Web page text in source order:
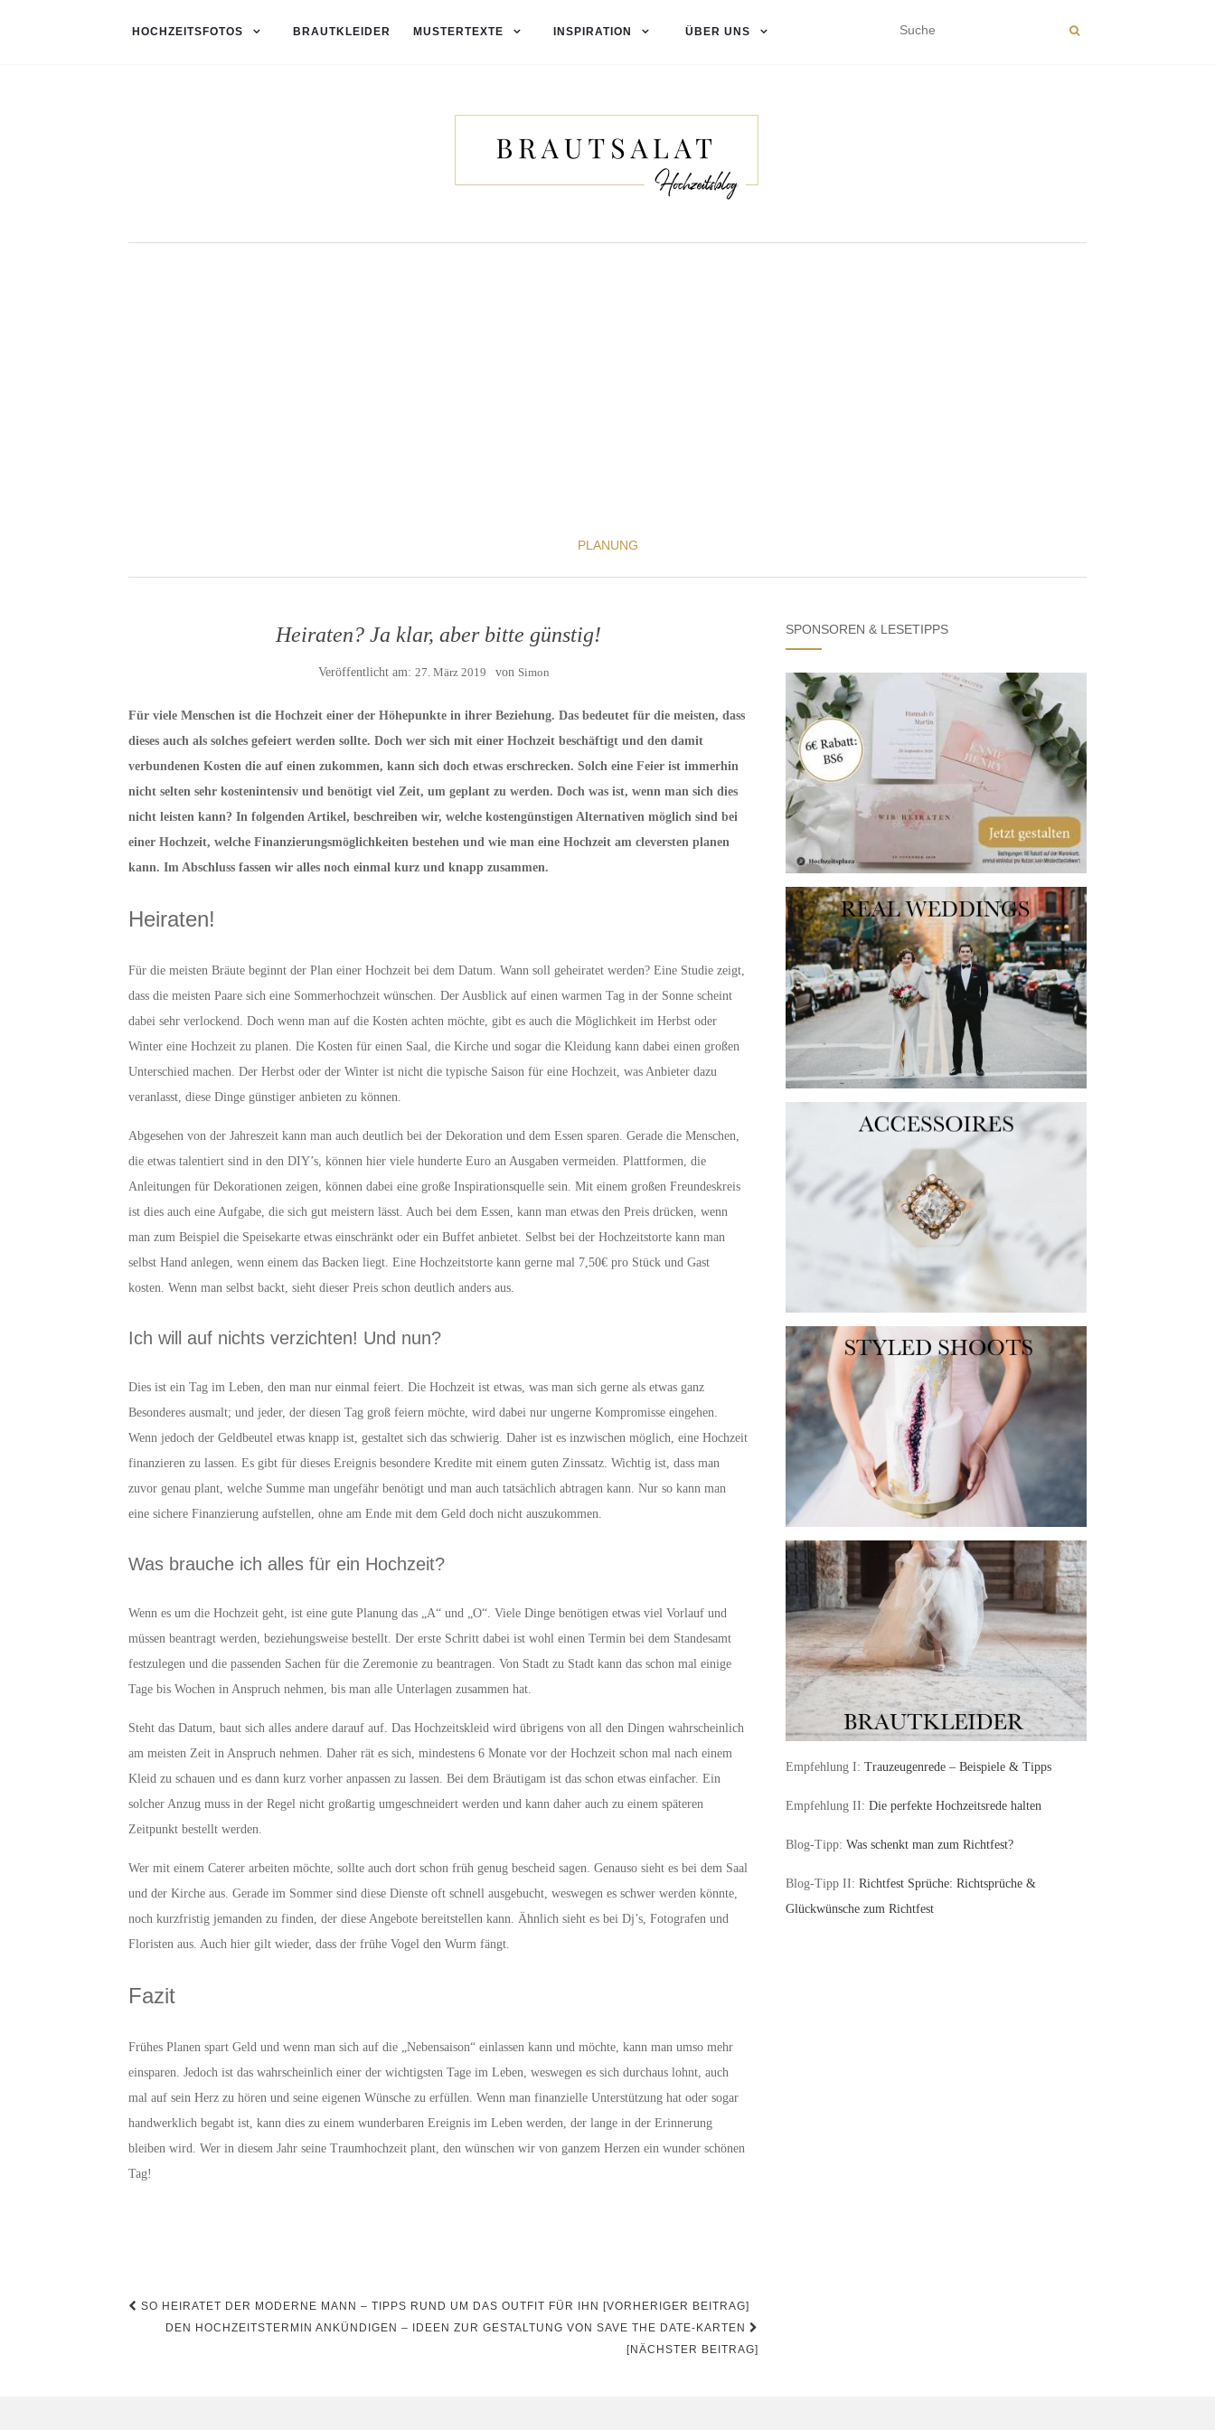
HOCHZEITSFOTOS BRAUTKLEIDER MUSTERTEXTE INSPIRATION ÜBER UNS
PLANUNG
Heiraten? Ja klar, aber bitte günstig!
Veröffentlicht am:27. März 2019 von Simon
Für viele Menschen ist die Hochzeit einer der Höhepunkte in ihrer Beziehung. Das bedeutet für die meisten, dass
dieses auch als solches gefeiert werden sollte. Doch wer sich mit einer Hochzeit beschäftigt und den damit
verbundenen Kosten die auf einen zukommen, kann sich doch etwas erschrecken. Solch eine Feier ist immerhin
nicht selten sehr kostenintensiv und benötigt viel Zeit, um geplant zu werden. Doch was ist, wenn man sich dies
nicht leisten kann? In folgenden Artikel, beschreiben wir, welche kostengünstigen Alternativen möglich sind bei
einer Hochzeit, welche Finanzierungsmöglichkeiten bestehen und wie man eine Hochzeit am cleversten planen
kann. Im Abschluss fassen wir alles noch einmal kurz und knapp zusammen.
Heiraten!
Für die meisten Bräute beginnt der Plan einer Hochzeit bei dem Datum. Wann soll geheiratet werden? Eine Studie zeigt,
dass die meisten Paare sich eine Sommerhochzeit wünschen. Der Ausblick auf einen warmen Tag in der Sonne scheint
dabei sehr verlockend. Doch wenn man auf die Kosten achten möchte, gibt es auch die Möglichkeit im Herbst oder
Winter eine Hochzeit zu planen. Die Kosten für einen Saal, die Kirche und sogar die Kleidung kann dabei einen großen
Unterschied machen. Der Herbst oder der Winter ist nicht die typische Saison für eine Hochzeit, was Anbieter dazu
veranlasst, diese Dinge günstiger anbieten zu können.
Abgesehen von der Jahreszeit kann man auch deutlich bei der Dekoration und dem Essen sparen. Gerade die Menschen,
die etwas talentiert sind in den DIY’s, können hier viele hunderte Euro an Ausgaben vermeiden. Plattformen, die
Anleitungen für Dekorationen zeigen, können dabei eine große Inspirationsquelle sein. Mit einem großen Freundeskreis
ist dies auch eine Aufgabe, die sich gut meistern lässt. Auch bei dem Essen, kann man etwas den Preis drücken, wenn
man zum Beispiel die Speisekarte etwas einschränkt oder ein Buffet anbietet. Selbst bei der Hochzeitstorte kann man
selbst Hand anlegen, wenn einem das Backen liegt. Eine Hochzeitstorte kann gerne mal 7,50€ pro Stück und Gast
kosten. Wenn man selbst backt, sieht dieser Preis schon deutlich anders aus.
Ich will auf nichts verzichten! Und nun?
Dies ist ein Tag im Leben, den man nur einmal feiert. Die Hochzeit ist etwas, was man sich gerne als etwas ganz
Besonderes ausmalt; und jeder, der diesen Tag groß feiern möchte, wird dabei nur ungerne Kompromisse eingehen.
Wenn jedoch der Geldbeutel etwas knapp ist, gestaltet sich das schwierig. Daher ist es inzwischen möglich, eine Hochzeit
finanzieren zu lassen. Es gibt für dieses Ereignis besondere Kredite mit einem guten Zinssatz. Wichtig ist, dass man
zuvor genau plant, welche Summe man ungefähr benötigt und man auch tatsächlich abtragen kann. Nur so kann man
eine sichere Finanzierung aufstellen, ohne am Ende mit dem Geld doch nicht auszukommen.
Was brauche ich alles für ein Hochzeit?
Wenn es um die Hochzeit geht, ist eine gute Planung das „A“ und „O“. Viele Dinge benötigen etwas viel Vorlauf und
müssen beantragt werden, beziehungsweise bestellt. Der erste Schritt dabei ist wohl einen Termin bei dem Standesamt
festzulegen und die passenden Sachen für die Zeremonie zu beantragen. Von Stadt zu Stadt kann das schon mal einige
Tage bis Wochen in Anspruch nehmen, bis man alle Unterlagen zusammen hat.
Steht das Datum, baut sich alles andere darauf auf. Das Hochzeitskleid wird übrigens von all den Dingen wahrscheinlich
am meisten Zeit in Anspruch nehmen. Daher rät es sich, mindestens 6 Monate vor der Hochzeit schon mal nach einem
Kleid zu schauen und es dann kurz vorher anpassen zu lassen. Bei dem Bräutigam ist das schon etwas einfacher. Ein
solcher Anzug muss in der Regel nicht großartig umgeschneidert werden und kann daher auch zu einem späteren
Zeitpunkt bestellt werden.
Wer mit einem Caterer arbeiten möchte, sollte auch dort schon früh genug bescheid sagen. Genauso sieht es bei dem Saal
und der Kirche aus. Gerade im Sommer sind diese Dienste oft schnell ausgebucht, weswegen es schwer werden könnte,
noch kurzfristig jemanden zu finden, der diese Angebote bereitstellen kann. Ähnlich sieht es bei Dj’s, Fotografen und
Floristen aus. Auch hier gilt wieder, dass der frühe Vogel den Wurm fängt.
Fazit
Frühes Planen spart Geld und wenn man sich auf die „Nebensaison“ einlassen kann und möchte, kann man umso mehr
einsparen. Jedoch ist das wahrscheinlich einer der wichtigsten Tage im Leben, weswegen es sich durchaus lohnt, auch
mal auf sein Herz zu hören und seine eigenen Wünsche zu erfüllen. Wenn man finanzielle Unterstützung hat oder sogar
handwerklich begabt ist, kann dies zu einem wunderbaren Ereignis im Leben werden, der lange in der Erinnerung
bleiben wird. Wer in diesem Jahr seine Traumhochzeit plant, den wünschen wir von ganzem Herzen ein wunder schönen
Tag!
Beitrags-
Navigation
SO HEIRATET DER MODERNE MANN – TIPPS RUND UM DAS OUTFIT FÜR IHN [VORHERIGER BEITRAG]
DEN HOCHZEITSTERMIN ANKÜNDIGEN – IDEEN ZUR GESTALTUNG VON SAVE THE DATE-KARTEN
[NÄCHSTER BEITRAG]
SPONSOREN & LESETIPPS
Empfehlung I: Trauzeugenrede – Beispiele & Tipps
Empfehlung II: Die perfekte Hochzeitsrede halten
Blog-Tipp: Was schenkt man zum Richtfest?
Blog-Tipp II: Richtfest Sprüche: Richtsprüche &
Glückwünsche zum Richtfest